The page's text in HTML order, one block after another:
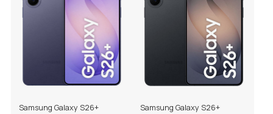
Samsung Galaxy S26+
Samsung Galaxy S26+